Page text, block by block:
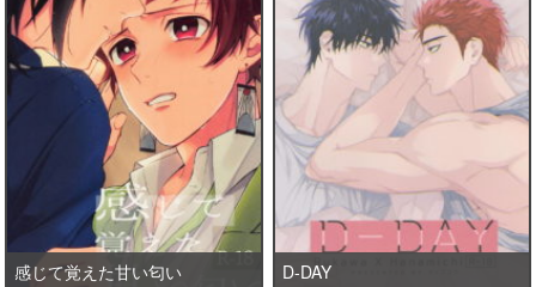
感じて覚えた甘い匂い D-DAY